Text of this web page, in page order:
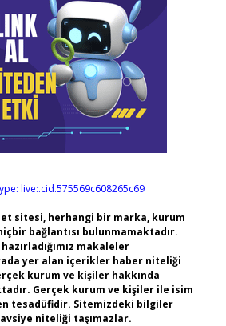
live:.cid.575569c608265c69
sitesi, herhangi bir marka, kurum
bağlantısı bulunmamaktadır.
makaleler
yer alan içerikler haber niteliği
kurum ve kişiler hakkında
Gerçek kurum ve kişiler ile isim
tesadüfidir. Sitemizdeki bilgiler
niteliği taşımazlar.